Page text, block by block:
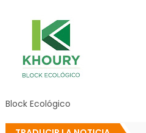
Block Ecológico